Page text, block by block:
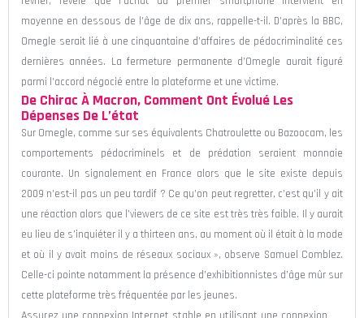
moyenne en dessous de l’âge de dix ans, rappelle-t-il. D’après la BBC,
Omegle serait lié à une cinquantaine d’affaires de pédocriminalité ces
dernières années. La fermeture permanente d’Omegle aurait figuré
parmi l’accord négocié entre la plateforme et une victime.
De Chirac À Macron, Comment Ont Évolué Les
Dépenses De L’état
Sur Omegle, comme sur ses équivalents Chatroulette ou Bazoocam, les
comportements pédocriminels et de prédation seraient monnaie
courante. Un signalement en France alors que le site existe depuis
2009 n’est-il pas un peu tardif ? Ce qu’on peut regretter, c’est qu’il y ait
une réaction alors que l’viewers de ce site est très très faible. Il y aurait
eu lieu de s’inquiéter il y a thirteen ans, au moment où il était à la mode
et où il y avait moins de réseaux sociaux », observe Samuel Comblez.
Celle-ci pointe notamment la présence d’exhibitionnistes d’âge mûr sur
cette plateforme très fréquentée par les jeunes.